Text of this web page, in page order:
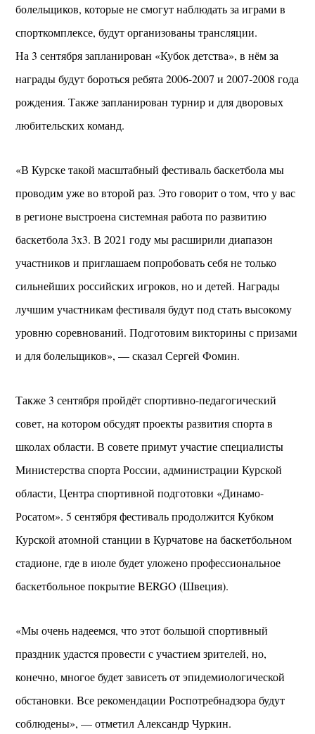
болельщиков, которые не смогут наблюдать за играми в
спорткомплексе, будут организованы трансляции.
На 3 сентября запланирован «Кубок детства», в нём за
награды будут бороться ребята 2006-2007 и 2007-2008 года
рождения. Также запланирован турнир и для дворовых
любительских команд.
«В Курске такой масштабный фестиваль баскетбола мы
проводим уже во второй раз. Это говорит о том, что у вас
в регионе выстроена системная работа по развитию
баскетбола 3х3. В 2021 году мы расширили диапазон
участников и приглашаем попробовать себя не только
сильнейших российских игроков, но и детей. Награды
лучшим участникам фестиваля будут под стать высокому
уровню соревнований. Подготовим викторины с призами
и для болельщиков», — сказал Сергей Фомин.
Также 3 сентября пройдёт спортивно-педагогический
совет, на котором обсудят проекты развития спорта в
школах области. В совете примут участие специалисты
Министерства спорта России, администрации Курской
области, Центра спортивной подготовки «Динамо-
Росатом». 5 сентября фестиваль продолжится Кубком
Курской атомной станции в Курчатове на баскетбольном
стадионе, где в июле будет уложено профессиональное
баскетбольное покрытие BERGO (Швеция).
«Мы очень надеемся, что этот большой спортивный
праздник удастся провести с участием зрителей, но,
конечно, многое будет зависеть от эпидемиологической
обстановки. Все рекомендации Роспотребнадзора будут
соблюдены», — отметил Александр Чуркин.